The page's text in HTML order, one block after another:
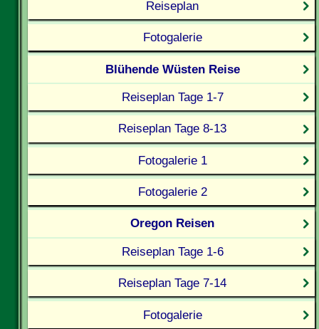
Reiseplan
Fotogalerie
Blühende Wüsten Reise
Reiseplan Tage 1-7
Reiseplan Tage 8-13
Fotogalerie 1
Fotogalerie 2
Oregon Reisen
Reiseplan Tage 1-6
Reiseplan Tage 7-14
Fotogalerie